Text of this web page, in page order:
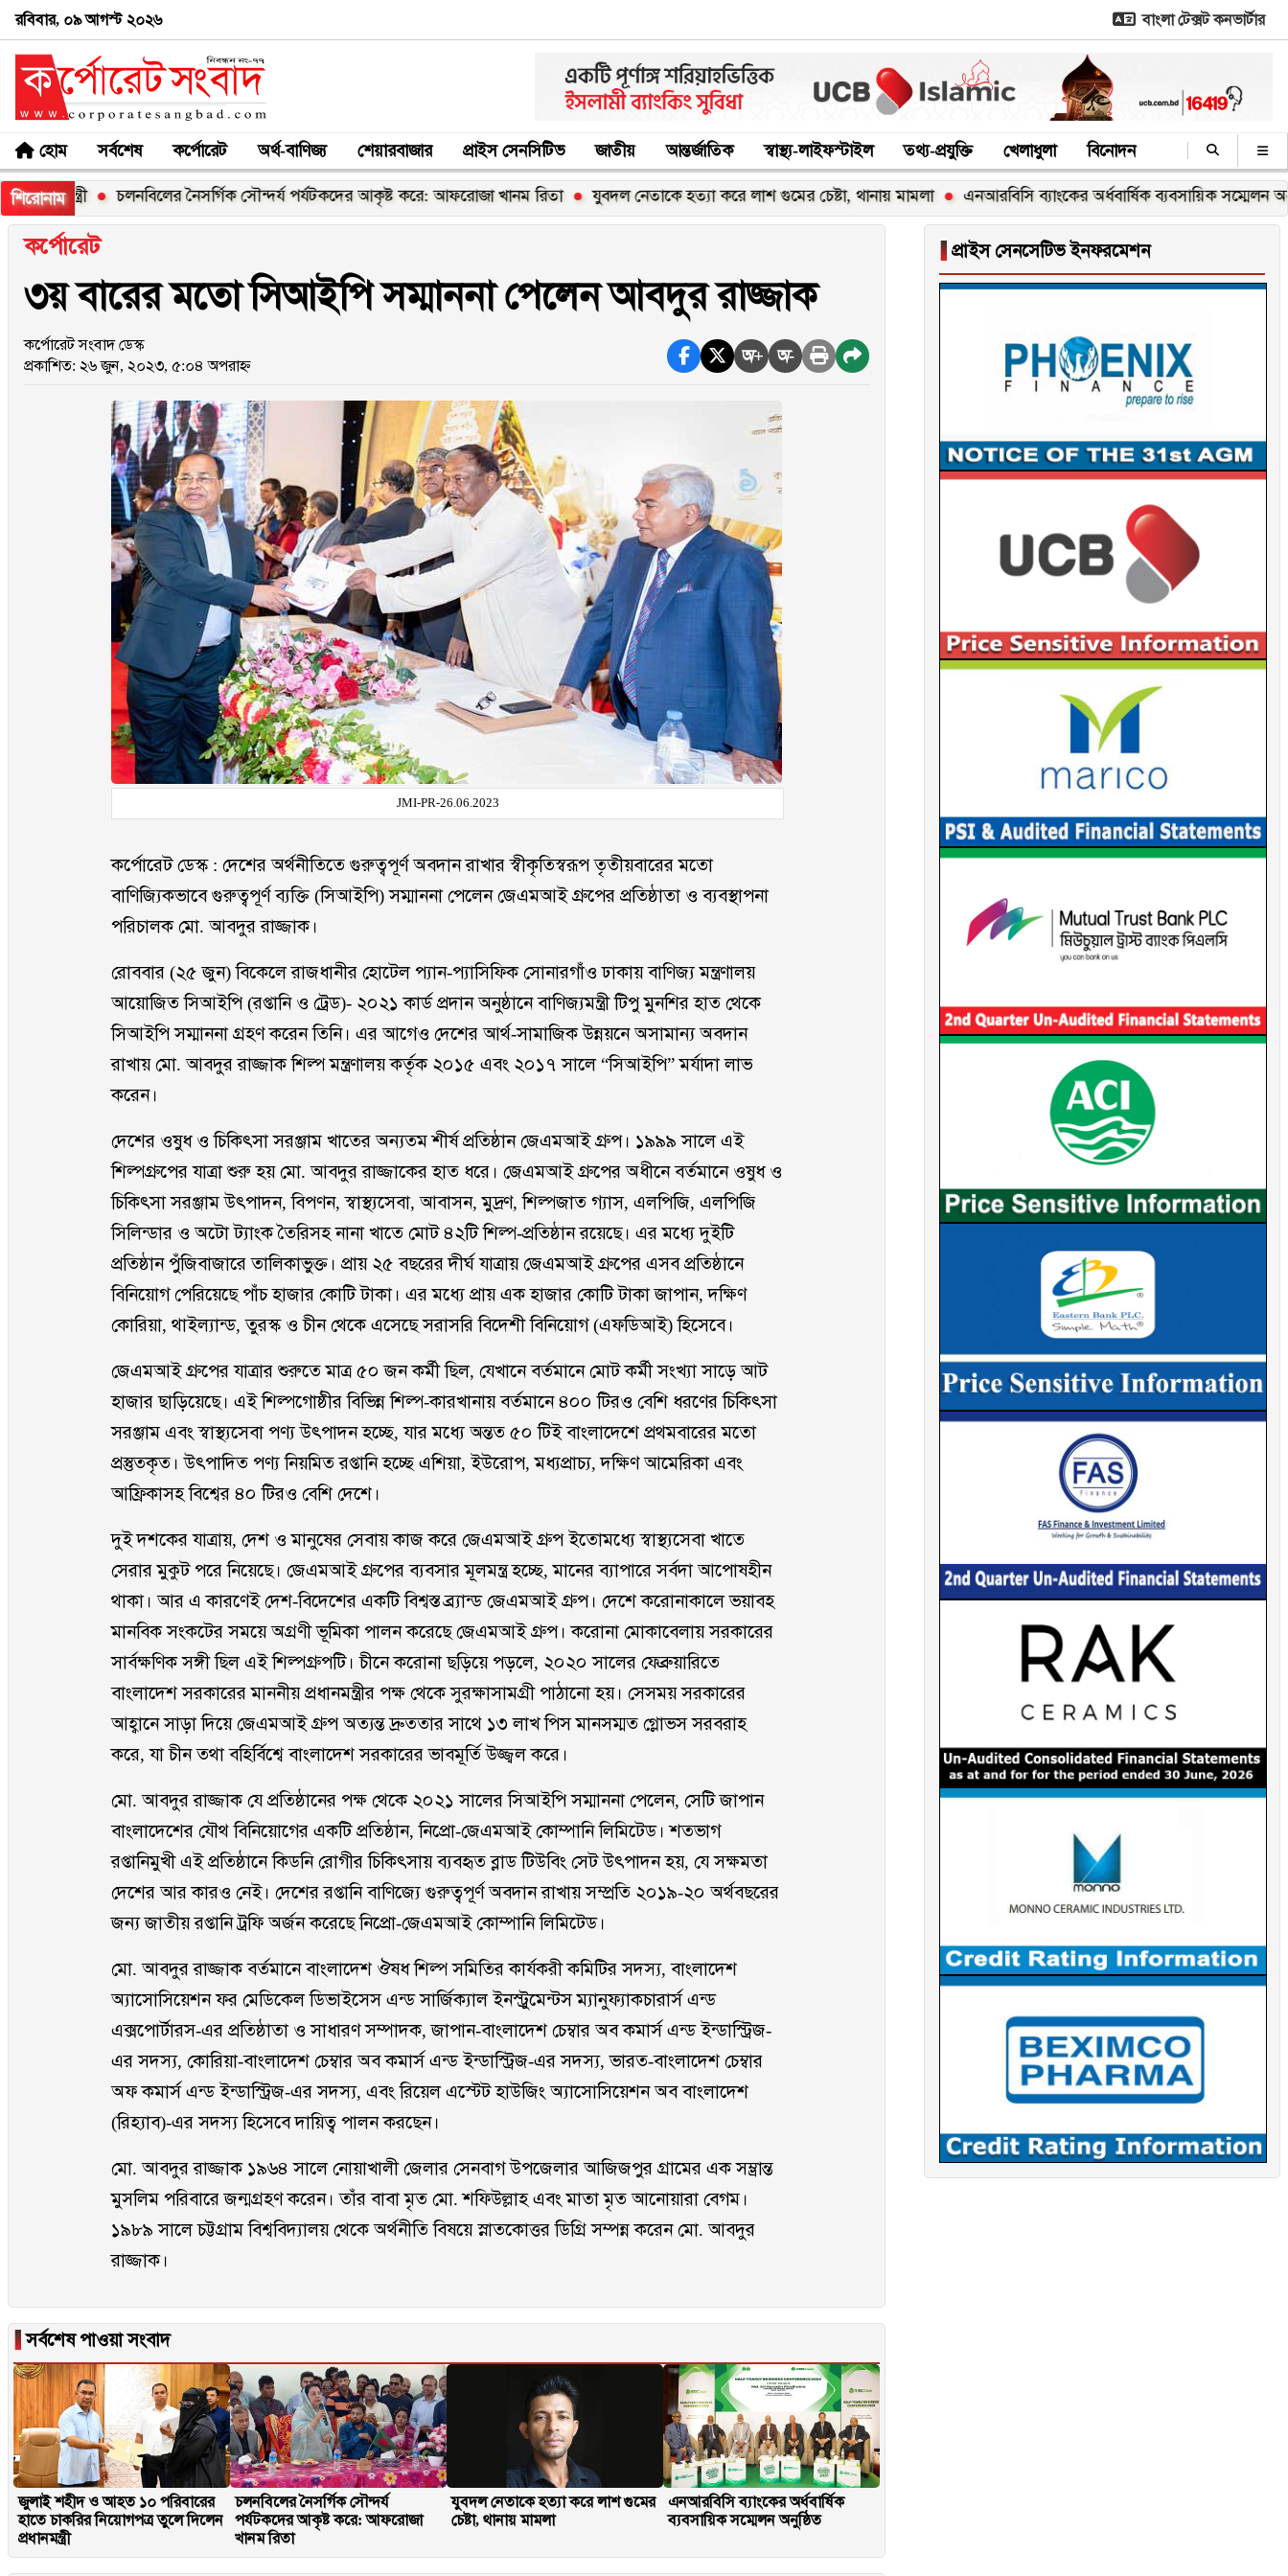
রবিবার, ০৯ আগস্ট ২০২৬ বাংলা টেক্সট কনভার্টার
হোম সর্বশেষ কর্পোরেট অর্থ-বাণিজ্য শেয়ারবাজার প্রাইস সেনসিটিভ জাতীয় আন্তর্জাতিক স্বাস্থ্য-লাইফস্টাইল তথ্য-প্রযুক্তি খেলাধুলা বিনোদন
শিরোনামচলনবিলের নৈসর্গিক সৌন্দর্য পর্যটকদের আকৃষ্ট করে: আফরোজা খানম রিতা যুবদল নেতাকে হত্যা করে লাশ গুমের চেষ্টা, থানায় মামলা এনআরবিসি ব্যাংকের অর্ধবার্ষিক ব্যবসায়িক সম্মেলন অনুষ্ঠিত
কর্পোরেট
৩য় বারের মতো সিআইপি সম্মাননা পেলেন আবদুর রাজ্জাক
কর্পোরেট সংবাদ ডেস্ক
প্রকাশিত: ২৬ জুন, ২০২৩, ৫:০৪ অপরাহ্ন
অ+ অ-
JMI-PR-26.06.2023
কর্পোরেট ডেস্ক : দেশের অর্থনীতিতে গুরুত্বপূর্ণ অবদান রাখার স্বীকৃতিস্বরূপ তৃতীয়বারের মতো
বাণিজ্যিকভাবে গুরুত্বপূর্ণ ব্যক্তি (সিআইপি) সম্মাননা পেলেন জেএমআই গ্রুপের প্রতিষ্ঠাতা ও ব্যবস্থাপনা
পরিচালক মো. আবদুর রাজ্জাক।
রোববার (২৫ জুন) বিকেলে রাজধানীর হোটেল প্যান-প্যাসিফিক সোনারগাঁও ঢাকায় বাণিজ্য মন্ত্রণালয়
আয়োজিত সিআইপি (রপ্তানি ও ট্রেড)- ২০২১ কার্ড প্রদান অনুষ্ঠানে বাণিজ্যমন্ত্রী টিপু মুনশির হাত থেকে
সিআইপি সম্মাননা গ্রহণ করেন তিনি। এর আগেও দেশের আর্থ-সামাজিক উন্নয়নে অসামান্য অবদান
রাখায় মো. আবদুর রাজ্জাক শিল্প মন্ত্রণালয় কর্তৃক ২০১৫ এবং ২০১৭ সালে “সিআইপি” মর্যাদা লাভ
করেন।
দেশের ওষুধ ও চিকিৎসা সরঞ্জাম খাতের অন্যতম শীর্ষ প্রতিষ্ঠান জেএমআই গ্রুপ। ১৯৯৯ সালে এই
শিল্পগ্রুপের যাত্রা শুরু হয় মো. আবদুর রাজ্জাকের হাত ধরে। জেএমআই গ্রুপের অধীনে বর্তমানে ওষুধ ও
চিকিৎসা সরঞ্জাম উৎপাদন, বিপণন, স্বাস্থ্যসেবা, আবাসন, মুদ্রণ, শিল্পজাত গ্যাস, এলপিজি, এলপিজি
সিলিন্ডার ও অটো ট্যাংক তৈরিসহ নানা খাতে মোট ৪২টি শিল্প-প্রতিষ্ঠান রয়েছে। এর মধ্যে দুইটি
প্রতিষ্ঠান পুঁজিবাজারে তালিকাভুক্ত। প্রায় ২৫ বছরের দীর্ঘ যাত্রায় জেএমআই গ্রুপের এসব প্রতিষ্ঠানে
বিনিয়োগ পেরিয়েছে পাঁচ হাজার কোটি টাকা। এর মধ্যে প্রায় এক হাজার কোটি টাকা জাপান, দক্ষিণ
কোরিয়া, থাইল্যান্ড, তুরস্ক ও চীন থেকে এসেছে সরাসরি বিদেশী বিনিয়োগ (এফডিআই) হিসেবে।
জেএমআই গ্রুপের যাত্রার শুরুতে মাত্র ৫০ জন কর্মী ছিল, যেখানে বর্তমানে মোট কর্মী সংখ্যা সাড়ে আট
হাজার ছাড়িয়েছে। এই শিল্পগোষ্ঠীর বিভিন্ন শিল্প-কারখানায় বর্তমানে ৪০০ টিরও বেশি ধরণের চিকিৎসা
সরঞ্জাম এবং স্বাস্থ্যসেবা পণ্য উৎপাদন হচ্ছে, যার মধ্যে অন্তত ৫০ টিই বাংলাদেশে প্রথমবারের মতো
প্রস্তুতকৃত। উৎপাদিত পণ্য নিয়মিত রপ্তানি হচ্ছে এশিয়া, ইউরোপ, মধ্যপ্রাচ্য, দক্ষিণ আমেরিকা এবং
আফ্রিকাসহ বিশ্বের ৪০ টিরও বেশি দেশে।
দুই দশকের যাত্রায়, দেশ ও মানুষের সেবায় কাজ করে জেএমআই গ্রুপ ইতোমধ্যে স্বাস্থ্যসেবা খাতে
সেরার মুকুট পরে নিয়েছে। জেএমআই গ্রুপের ব্যবসার মূলমন্ত্র হচ্ছে, মানের ব্যাপারে সর্বদা আপোষহীন
থাকা। আর এ কারণেই দেশ-বিদেশের একটি বিশ্বস্ত ব্র্যান্ড জেএমআই গ্রুপ। দেশে করোনাকালে ভয়াবহ
মানবিক সংকটের সময়ে অগ্রণী ভূমিকা পালন করেছে জেএমআই গ্রুপ। করোনা মোকাবেলায় সরকারের
সার্বক্ষণিক সঙ্গী ছিল এই শিল্পগ্রুপটি। চীনে করোনা ছড়িয়ে পড়লে, ২০২০ সালের ফেব্রুয়ারিতে
বাংলাদেশ সরকারের মাননীয় প্রধানমন্ত্রীর পক্ষ থেকে সুরক্ষাসামগ্রী পাঠানো হয়। সেসময় সরকারের
আহ্বানে সাড়া দিয়ে জেএমআই গ্রুপ অত্যন্ত দ্রুততার সাথে ১৩ লাখ পিস মানসম্মত গ্লোভস সরবরাহ
করে, যা চীন তথা বহির্বিশ্বে বাংলাদেশ সরকারের ভাবমূর্তি উজ্জ্বল করে।
মো. আবদুর রাজ্জাক যে প্রতিষ্ঠানের পক্ষ থেকে ২০২১ সালের সিআইপি সম্মাননা পেলেন, সেটি জাপান
বাংলাদেশের যৌথ বিনিয়োগের একটি প্রতিষ্ঠান, নিপ্রো-জেএমআই কোম্পানি লিমিটেড। শতভাগ
রপ্তানিমুখী এই প্রতিষ্ঠানে কিডনি রোগীর চিকিৎসায় ব্যবহৃত ব্লাড টিউবিং সেট উৎপাদন হয়, যে সক্ষমতা
দেশের আর কারও নেই। দেশের রপ্তানি বাণিজ্যে গুরুত্বপূর্ণ অবদান রাখায় সম্প্রতি ২০১৯-২০ অর্থবছরের
জন্য জাতীয় রপ্তানি ট্রফি অর্জন করেছে নিপ্রো-জেএমআই কোম্পানি লিমিটেড।
মো. আবদুর রাজ্জাক বর্তমানে বাংলাদেশ ঔষধ শিল্প সমিতির কার্যকরী কমিটির সদস্য, বাংলাদেশ
অ্যাসোসিয়েশন ফর মেডিকেল ডিভাইসেস এন্ড সার্জিক্যাল ইনস্ট্রুমেন্টস ম্যানুফ্যাকচারার্স এন্ড
এক্সপোর্টারস-এর প্রতিষ্ঠাতা ও সাধারণ সম্পাদক, জাপান-বাংলাদেশ চেম্বার অব কমার্স এন্ড ইন্ডাস্ট্রিজ-
এর সদস্য, কোরিয়া-বাংলাদেশ চেম্বার অব কমার্স এন্ড ইন্ডাস্ট্রিজ-এর সদস্য, ভারত-বাংলাদেশ চেম্বার
অফ কমার্স এন্ড ইন্ডাস্ট্রিজ-এর সদস্য, এবং রিয়েল এস্টেট হাউজিং অ্যাসোসিয়েশন অব বাংলাদেশ
(রিহ্যাব)-এর সদস্য হিসেবে দায়িত্ব পালন করছেন।
মো. আবদুর রাজ্জাক ১৯৬৪ সালে নোয়াখালী জেলার সেনবাগ উপজেলার আজিজপুর গ্রামের এক সম্ভ্রান্ত
মুসলিম পরিবারে জন্মগ্রহণ করেন। তাঁর বাবা মৃত মো. শফিউল্লাহ এবং মাতা মৃত আনোয়ারা বেগম।
১৯৮৯ সালে চট্টগ্রাম বিশ্ববিদ্যালয় থেকে অর্থনীতি বিষয়ে স্নাতকোত্তর ডিগ্রি সম্পন্ন করেন মো. আবদুর
রাজ্জাক।
▐সর্বশেষ পাওয়া সংবাদ
জুলাই শহীদ ও আহত ১০ পরিবারের
হাতে চাকরির নিয়োগপত্র তুলে দিলেন
প্রধানমন্ত্রী
চলনবিলের নৈসর্গিক সৌন্দর্য
পর্যটকদের আকৃষ্ট করে: আফরোজা
খানম রিতা
যুবদল নেতাকে হত্যা করে লাশ গুমের
চেষ্টা, থানায় মামলা
এনআরবিসি ব্যাংকের অর্ধবার্ষিক
ব্যবসায়িক সম্মেলন অনুষ্ঠিত
▐ প্রাইস সেনসেটিভ ইনফরমেশন